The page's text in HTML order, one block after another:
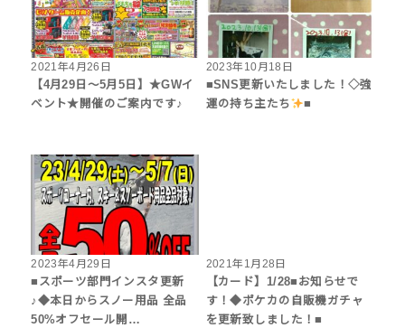
2021年4月26日
【4月29日～5月5日】★GWイ
ベント★開催のご案内です♪
2023年10月18日
■SNS更新いたしました！◇強
運の持ち主たち
■
2023年4月29日
■スポーツ部門インスタ更新
♪◆本日からスノー用品 全品
50%オフセール開…
2021年1月28日
【カード】1/28■お知らせで
す！◆ポケカの自販機ガチャ
を更新致しました！■